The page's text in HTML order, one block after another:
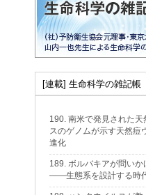
[連載] 生命科学の雑記帳
190. 南米で発見された天
スのゲノムが示す天然痘
進化
189. ボルバキアが問いか
——生態系を設計する時